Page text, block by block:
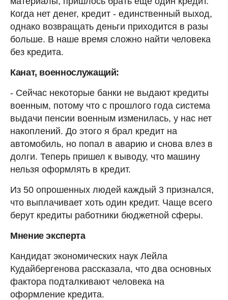
Когда нет денег, кредит - единственный выход,
однако возвращать деньги приходится в разы
больше. В наше время сложно найти человека
без кредита.
Канат, военнослужащий:
- Сейчас некоторые банки не выдают кредиты
военным, потому что с прошлого года система
выдачи пенсии военным изменилась, у нас нет
накоплений. До этого я брал кредит на
автомобиль, но попал в аварию и снова влез в
долги. Теперь пришел к выводу, что машину
нельзя оформлять в кредит.
Из 50 опрошенных людей каждый 3 признался,
что выплачивает хоть один кредит. Чаще всего
берут кредиты работники бюджетной сферы.
Мнение эксперта
Кандидат экономических наук Лейла
Кудайбергенова рассказала, что два основных
фактора подталкивают человека на
оформление кредита.